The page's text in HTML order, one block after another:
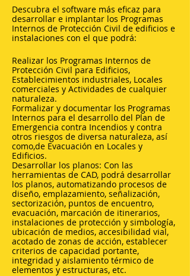
Descubra el software más eficaz para
desarrollar e implantar los Programas
Internos de Protección Civil de edificios e
instalaciones con el que podrá:
Realizar los Programas Internos de
Protección Civil para Edificios,
Establecimientos industriales, Locales
comerciales y Actividades de cualquier
naturaleza.
Formalizar y documentar los Programas
Internos para el desarrollo del Plan de
Emergencia contra Incendios y contra
otros riesgos de diversa naturaleza, así
como,de Evacuación en Locales y
Edificios.
Desarrollar los planos: Con las
herramientas de CAD, podrá desarrollar
los planos, automatizando procesos de
diseño, emplazamiento, señalización,
sectorización, puntos de encuentro,
evacuación, marcación de itinerarios,
instalaciones de protección y simbología,
ubicación de medios, accesibilidad vial,
acotado de zonas de acción, establecer
criterios de capacidad portante,
integridad y aislamiento térmico de
elementos y estructuras, etc.